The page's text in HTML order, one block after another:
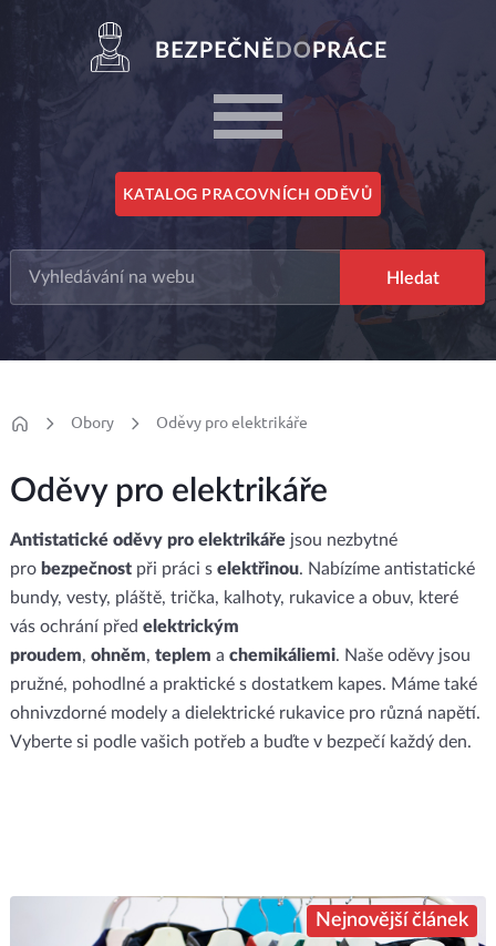
KATALOG PRACOVNÍCH ODĚVŮ
Obory Oděvy pro elektrikáře
Oděvy pro elektrikáře
Antistatické oděvy pro elektrikářejsou nezbytné
pro bezpečnostpři práci s elektřinou. Nabízíme antistatické
bundy, vesty, pláště, trička, kalhoty, rukavice a obuv, které
vás ochrání před elektrickým
proudem, ohněm, teplem a chemikáliemi. Naše oděvy jsou
pružné, pohodlné a praktické s dostatkem kapes. Máme také
ohnivzdorné modely a dielektrické rukavice pro různá napětí.
Vyberte si podle vašich potřeb a buďte v bezpečí každý den.
Nejnovější článek